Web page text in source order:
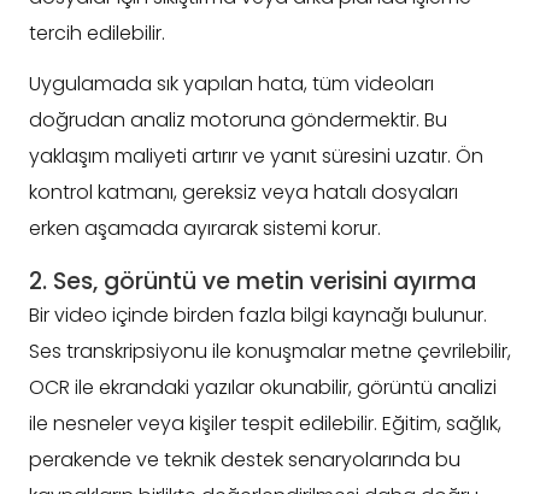
tercih edilebilir.
Uygulamada sık yapılan hata, tüm videoları
doğrudan analiz motoruna göndermektir. Bu
yaklaşım maliyeti artırır ve yanıt süresini uzatır. Ön
kontrol katmanı, gereksiz veya hatalı dosyaları
erken aşamada ayırarak sistemi korur.
2. Ses, görüntü ve metin verisini ayırma
Bir video içinde birden fazla bilgi kaynağı bulunur.
Ses transkripsiyonu ile konuşmalar metne çevrilebilir,
OCR ile ekrandaki yazılar okunabilir, görüntü analizi
ile nesneler veya kişiler tespit edilebilir. Eğitim, sağlık,
perakende ve teknik destek senaryolarında bu